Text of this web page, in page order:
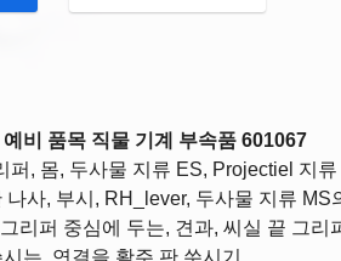
비 품목 직물 기계 부속품 601067
, 몸, 두사물 지류 ES, Projectiel 지류
사, 부시, RH_lever, 두사물 지류 MS
리퍼 중심에 두는, 견과, 씨실 끝 그리